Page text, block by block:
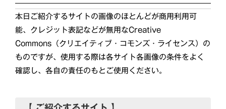
本日ご紹介するサイトの画像のほとんどが商用利用可
能、クレジット表記などが無用なCreative
Commons（クリエイティブ・コモンズ・ライセンス）の
ものですが、使用する際は各サイト各画像の条件をよく
確認し、各自の責任のもとご使用ください。